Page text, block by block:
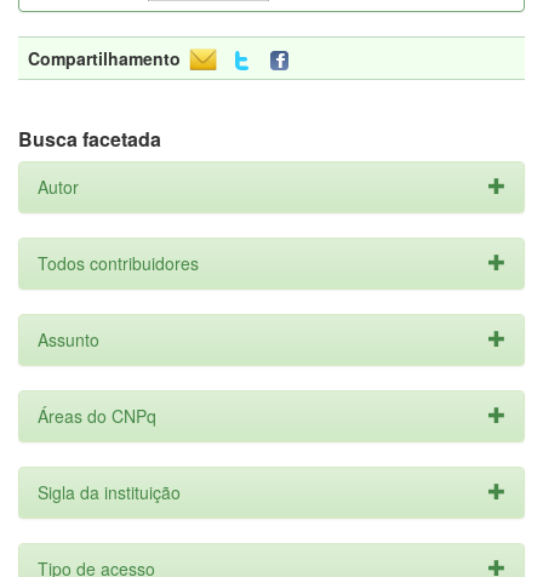
Compartilhamento
Busca facetada
Autor
Todos contribuidores
Assunto
Áreas do CNPq
Sigla da instituição
Tipo de acesso